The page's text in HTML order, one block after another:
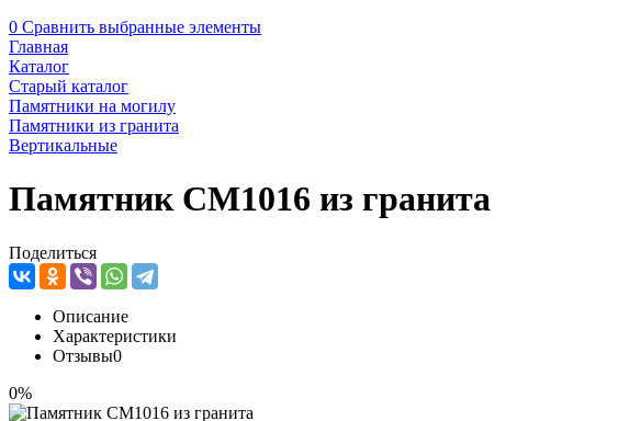
0 Сравнить выбранные элементы
Главная
Каталог
Старый каталог
Памятники на могилу
Памятники из гранита
Вертикальные
Памятник CM1016 из гранита
Поделиться
Описание
Характеристики
Отзывы0
0%